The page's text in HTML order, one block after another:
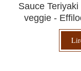
Sauce
veggie -